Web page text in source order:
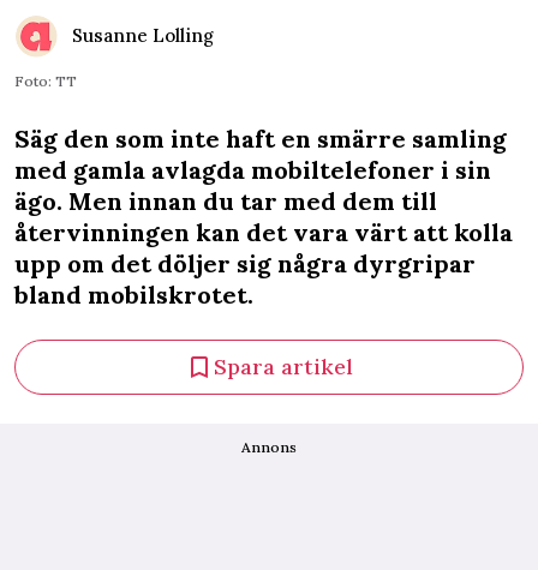
Susanne Lolling
Foto: TT
Säg den som inte haft en smärre samling
med gamla avlagda mobiltelefoner i sin
ägo. Men innan du tar med dem till
återvinningen kan det vara värt att kolla
upp om det döljer sig några dyrgripar
bland mobilskrotet.
Spara artikel
Annons